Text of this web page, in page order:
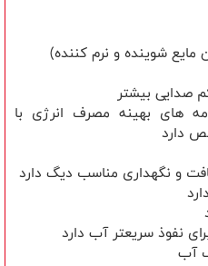
صدایی بیشتر
های بهینه مصرف انرژی با
دارد
و نگهداری مناسب دیگ دارد
نفوذ سریعتر آب دارد
آب